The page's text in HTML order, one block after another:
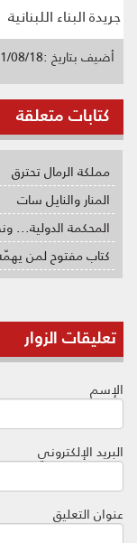
جريدة البناء اللبنانية
أضيف بتاريخ :2021/08/18
كتابات متعلقة
مملكة الرمال تحترق
المنار والنايل سات
المحكمة الدولية...
كتاب مفتوح لمن
تعليقات الزوار
الإسم
البريد الإلكتروني
عنوان التعليق